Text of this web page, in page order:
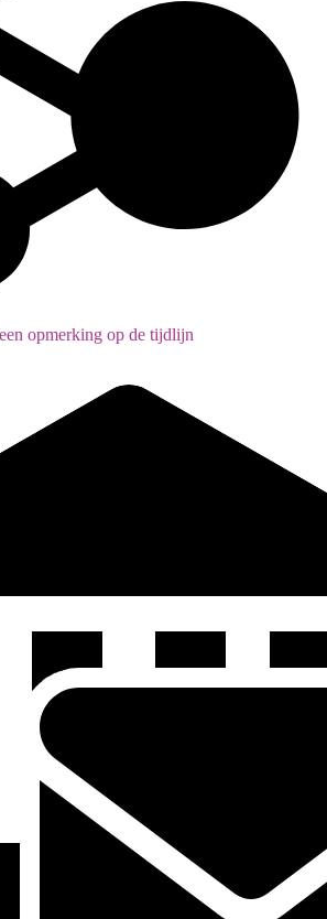
opmerking op de tijdlijn